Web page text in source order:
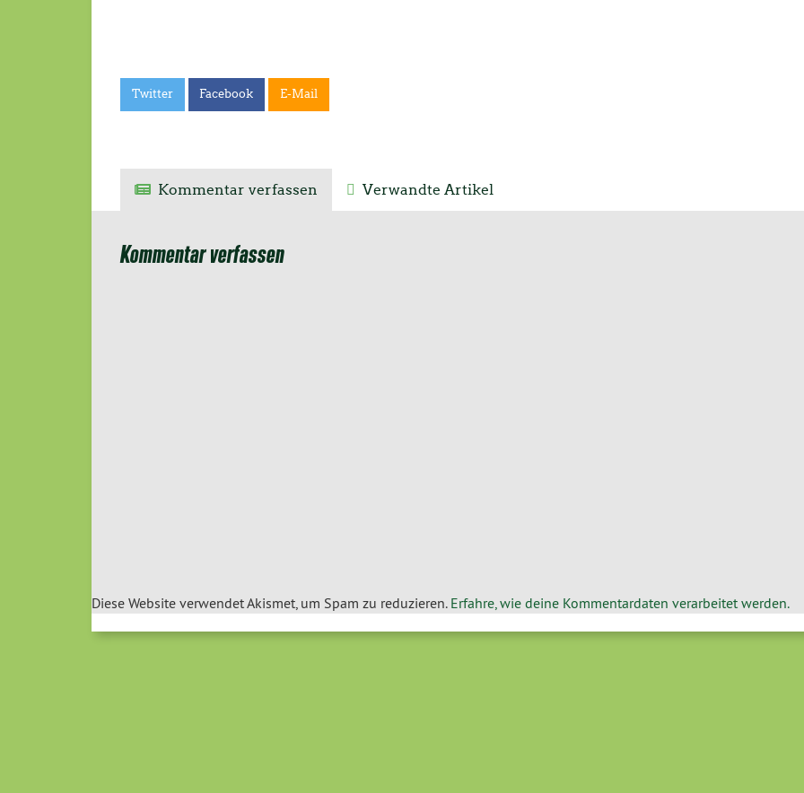
Twitter Facebook E-Mail
Kommentar verfassen Verwandte Artikel
Kommentar verfassen
Diese Website verwendet Akismet, um Spam zu reduzieren. Erfahre, wie deine Kommentardaten verarbeitet werden.